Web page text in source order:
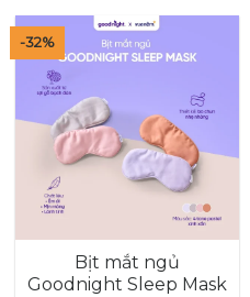
-32%
Bịt mắt ngủ
Goodnight Sleep Mask